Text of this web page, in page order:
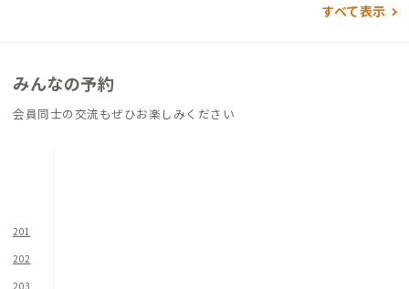
で落ち着いた環境です。都心近くで自然を感じながら、懐かしい
すべて表示
みんなの予約
会員同士の交流もぜひお楽しみください
201
202
203